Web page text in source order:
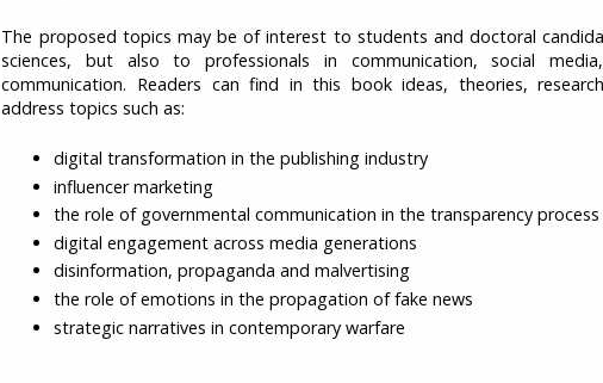
The proposed topics may be of interest to students and doctoral
sciences, but also to professionals in communication, social
communication. Readers can find in this book ideas, theories,
address topics such as:
digital transformation in the publishing industry
influencer marketing
the role of governmental communication in the transparency
digital engagement across media generations
disinformation, propaganda and malvertising
the role of emotions in the propagation of fake news
strategic narratives in contemporary warfare